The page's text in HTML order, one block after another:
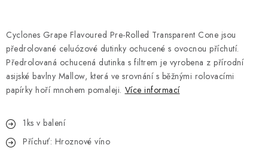
Cyclones Grape Flavoured Pre-Rolled Transparent Cone jsou
předrolované celuózové dutinky ochucené s ovocnou příchutí.
Předrolovaná ochucená dutinka s filtrem je vyrobena z přírodní
asijské bavlny Mallow, která ve srovnání s běžnými rolovacími
papírky hoří mnohem pomaleji. Více informací
1ks v balení
Příchuť: Hroznové víno